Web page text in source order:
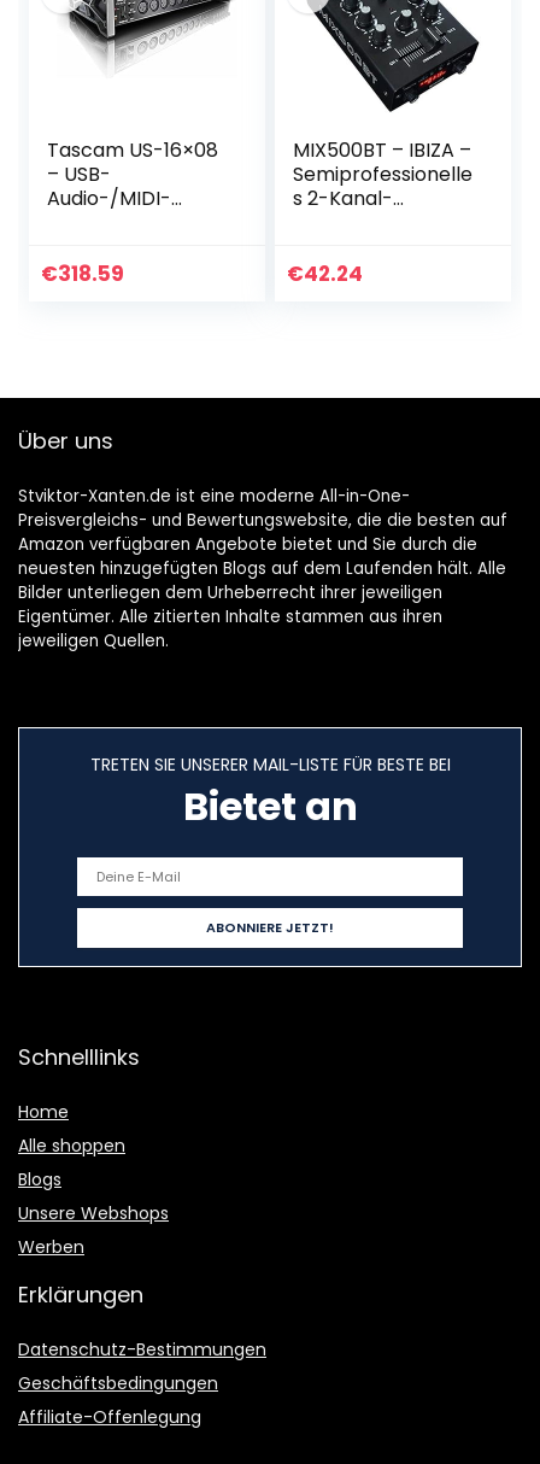
Tascam US-16×08
– USB-
Audio-/MIDI-
Ausgänge)
€318.59
MIX500BT – IBIZA –
Semiprofessionelle
s 2-Kanal-
Line-Eingängen
€42.24
Über uns
Stviktor-Xanten.de ist eine moderne All-in-One-
Preisvergleichs- und Bewertungswebsite, die die besten auf
Amazon verfügbaren Angebote bietet und Sie durch die
neuesten hinzugefügten Blogs auf dem Laufenden hält. Alle
Bilder unterliegen dem Urheberrecht ihrer jeweiligen
Eigentümer. Alle zitierten Inhalte stammen aus ihren
jeweiligen Quellen.
TRETEN SIE UNSERER MAIL-LISTE FÜR BESTE BEI
Bietet an
Schnelllinks
Home
Alle shoppen
Blogs
Unsere Webshops
Werben
Erklärungen
Datenschutz-Bestimmungen
Geschäftsbedingungen
Affiliate-Offenlegung